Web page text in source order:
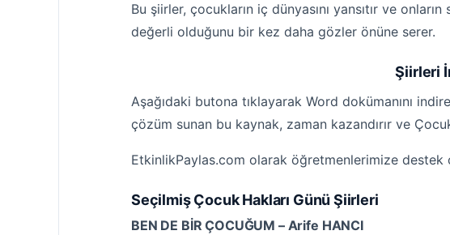
Bu şiirler, çocukların iç dünyasını yansıtır ve
değerli olduğunu bir kez daha gözler önüne serer.
Şiirleri
Aşağıdaki butona tıklayarak Word dokümanını
çözüm sunan bu kaynak, zaman kazandırır ve
EtkinlikPaylas.com olarak öğretmenlerimize
Seçilmiş Çocuk Hakları Günü Şiirleri
BEN DE BİR ÇOCUĞUM – Arife HANCI